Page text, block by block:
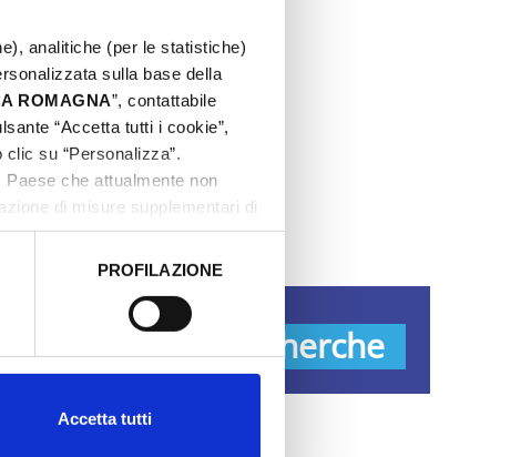
analitiche (per le statistiche)
sulla base della
ROMAGNA”, contattabile
“Accetta tutti i cookie”,
su “Personalizza”.
che attualmente non
di misure supplementari di
PROFILAZIONE
Accetta tutti
Recherche